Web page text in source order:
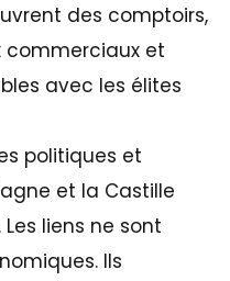
des comptoirs,
commerciaux et
avec les élites
politiques et
et la Castille
liens ne sont
Ils